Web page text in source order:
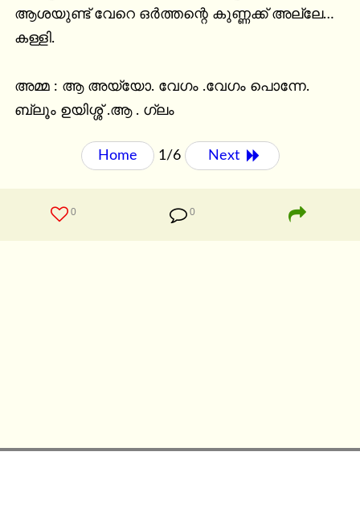
ആശയുണ്ട് വേറെ ഒർത്തന്റെ കുണ്ണക്ക് അല്ലേ…
കള്ളി.
അമ്മ : ആ അയ്യോ. വേഗം .വേഗം പൊന്നേ.
ബ്ലൂം ഉയിശ്ശ് .ആ . ഗ്ലം
Home 1/6 Next
0 0